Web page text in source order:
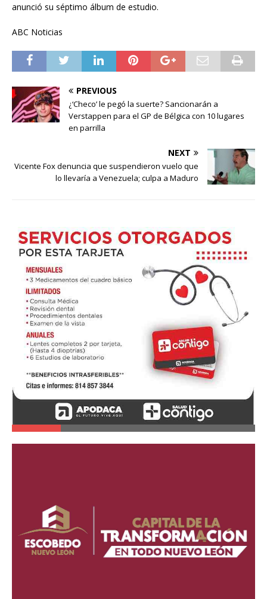
anunció su séptimo álbum de estudio.
ABC Noticias
PREVIOUS
¿‘Checo’ le pegó la suerte? Sancionarán a
Verstappen para el GP de Bélgica con 10 lugares
en parrilla
NEXT
Vicente Fox denuncia que suspendieron vuelo que
lo llevaría a Venezuela; culpa a Maduro